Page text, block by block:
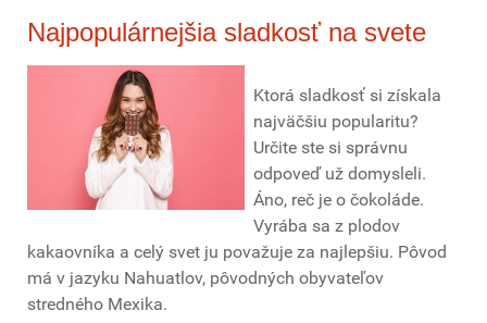
Najpopulárnejšia sladkosť na svete
Ktorá sladkosť si získala
najväčšiu popularitu?
Určite ste si správnu
odpoveď už domysleli.
Áno, reč je o čokoláde.
Vyrába sa z plodov
kakaovníka a celý svet ju považuje za najlepšiu. Pôvod
má v jazyku Nahuatlov, pôvodných obyvateľov
stredného Mexika.